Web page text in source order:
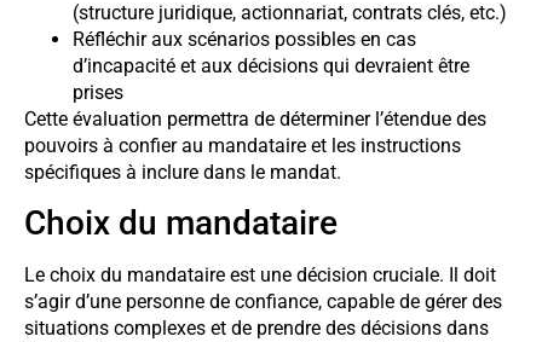
(structure juridique, actionnariat, contrats clés, etc.)
Réfléchir aux scénarios possibles en cas
d’incapacité et aux décisions qui devraient être
prises
Cette évaluation permettra de déterminer l’étendue des
pouvoirs à confier au mandataire et les instructions
spécifiques à inclure dans le mandat.
Choix du mandataire
Le choix du mandataire est une décision cruciale. Il doit
s’agir d’une personne de confiance, capable de gérer des
situations complexes et de prendre des décisions dans